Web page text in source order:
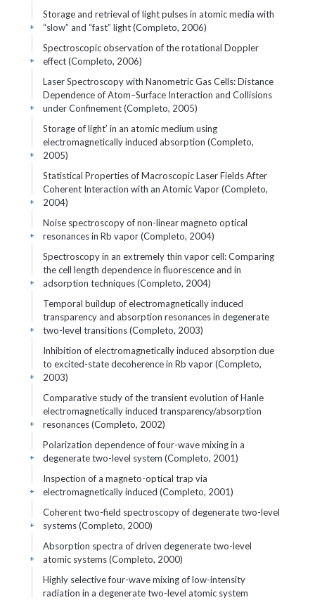
Storage and retrieval of light pulses in atomic media with
“slow” and “fast” light (Completo, 2006)
+
Spectroscopic observation of the rotational Doppler
effect (Completo, 2006)
+
Laser Spectroscopy with Nanometric Gas Cells: Distance
Dependence of Atom–Surface Interaction and Collisions
under Confinement (Completo, 2005)
+
Storage of light’ in an atomic medium using
electromagnetically induced absorption (Completo,
2005)
+
Statistical Properties of Macroscopic Laser Fields After
Coherent Interaction with an Atomic Vapor (Completo,
2004)
+
Noise spectroscopy of non-linear magneto optical
resonances in Rb vapor (Completo, 2004)
+
Spectroscopy in an extremely thin vapor cell: Comparing
the cell length dependence in fluorescence and in
adsorption techniques (Completo, 2004)
+
Temporal buildup of electromagnetically induced
transparency and absorption resonances in degenerate
two-level transitions (Completo, 2003)
+
Inhibition of electromagnetically induced absorption due
to excited-state decoherence in Rb vapor (Completo,
2003)
+
Comparative study of the transient evolution of Hanle
electromagnetically induced transparency/absorption
resonances (Completo, 2002)
+
Polarization dependence of four-wave mixing in a
degenerate two-level system (Completo, 2001)
+
Inspection of a magneto-optical trap via
electromagnetically induced (Completo, 2001)
+
Coherent two-field spectroscopy of degenerate two-level
systems (Completo, 2000)
+
Absorption spectra of driven degenerate two-level
atomic systems (Completo, 2000)
+
Highly selective four-wave mixing of low-intensity
radiation in a degenerate two-level atomic system